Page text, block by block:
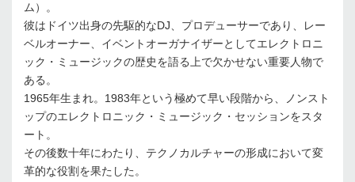
ム）。
彼はドイツ出身の先駆的なDJ、プロデューサーであり、レー
ベルオーナー、イベントオーガナイザーとしてエレクトロニ
ック・ミュージックの歴史を語る上で欠かせない重要人物で
ある。
1965年生まれ。1983年という極めて早い段階から、ノンスト
ップのエレクトロニック・ミュージック・セッションをスタ
ート。
その後数十年にわたり、テクノカルチャーの形成において変
革的な役割を果たした。